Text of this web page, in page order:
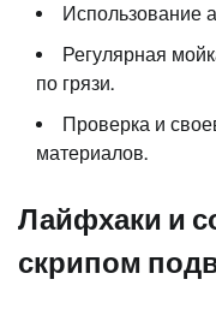
Использование
Регулярная
по грязи.
Проверка и
материалов.
Лайфхаки и
скрипом